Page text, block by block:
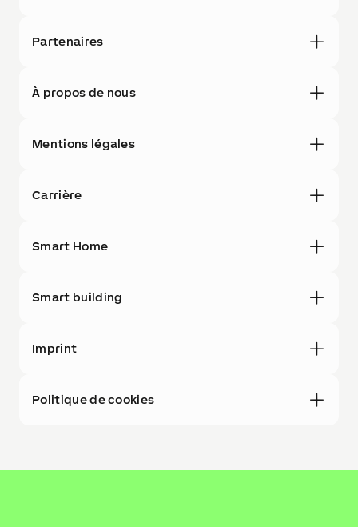
Partenaires
À propos de nous
Mentions légales
Carrière
Smart Home
Smart building
Imprint
Politique de cookies